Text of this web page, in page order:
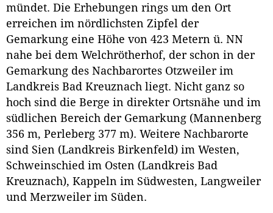
mündet. Die Erhebungen rings um den Ort
erreichen im nördlichsten Zipfel der
Gemarkung eine Höhe von 423 Metern ü. NN
nahe bei dem Welchrötherhof, der schon in der
Gemarkung des Nachbarortes Otzweiler im
Landkreis Bad Kreuznach liegt. Nicht ganz so
hoch sind die Berge in direkter Ortsnähe und im
südlichen Bereich der Gemarkung (Mannenberg
356 m, Perleberg 377 m). Weitere Nachbarorte
sind Sien (Landkreis Birkenfeld) im Westen,
Schweinschied im Osten (Landkreis Bad
Kreuznach), Kappeln im Südwesten, Langweiler
und Merzweiler im Süden.